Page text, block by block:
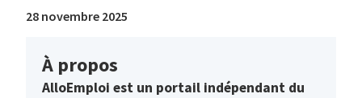
28 novembre 2025
À propos
AlloEmploi est un portail indépendant du